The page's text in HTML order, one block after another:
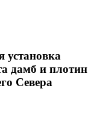
установка
дамб и плотин
Севера